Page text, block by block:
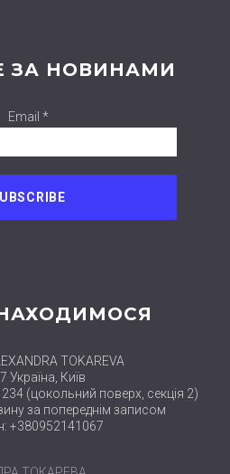
ЗА НОВИНАМИ
Email *
TOKAREVA
Україна, Київ
234 (цокольний поверх, секція 2)
за попереднім записом
+380952141067